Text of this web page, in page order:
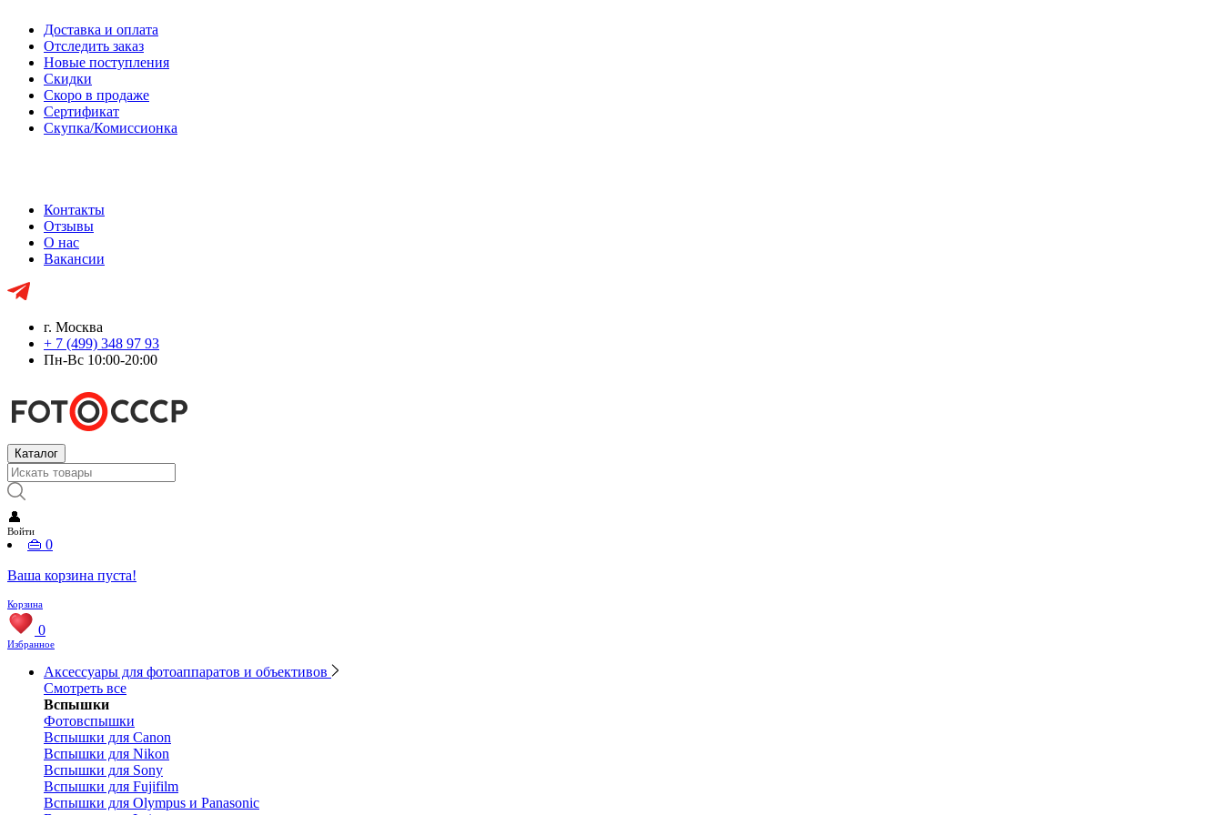
Доставка и оплата
Отследить заказ
Новые поступления
Скидки
Скоро в продаже
Сертификат
Скупка/Комиссионка
Контакты
Отзывы
О нас
Вакансии
г. Москва
+ 7 (499) 348 97 93
Пн-Вс 10:00-20:00
Каталог
👤
Войти
👜 0
Ваша корзина пуста!
Корзина
0
Избранное
Аксессуары для фотоаппаратов и объективов
Смотреть все
Вспышки
Фотовспышки
Вспышки для Canon
Вспышки для Nikon
Вспышки для Sony
Вспышки для Fujifilm
Вспышки для Olympus и Panasonic